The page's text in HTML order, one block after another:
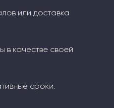
или доставка
в качестве своей
сроки.